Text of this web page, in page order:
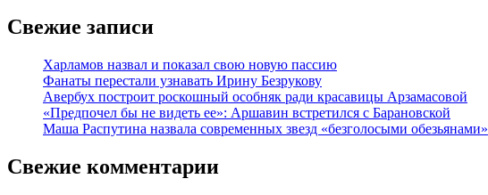
Свежие записи
Харламов назвал и показал свою новую пассию
Фанаты перестали узнавать Ирину Безрукову
Авербух построит роскошный особняк ради красавицы Арзамасовой
«Предпочел бы не видеть ее»: Аршавин встретился с Барановской
Маша Распутина назвала современных звезд «безголосыми обезьянами»
Свежие комментарии